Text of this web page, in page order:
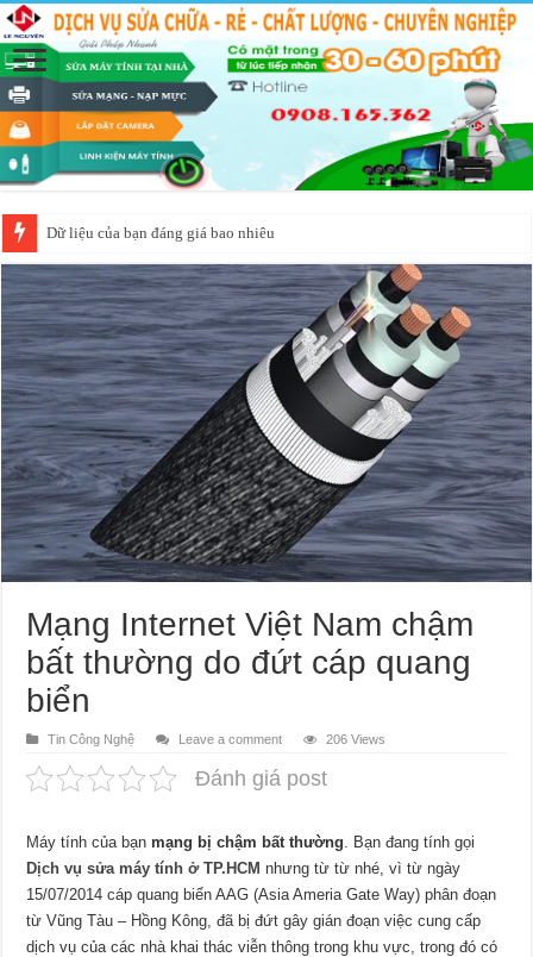
Hướng dẫn cách tắt menu Show More Options chuột phải Windows 11
Mạng Internet Việt Nam chậm
bất thường do đứt cáp quang
biển
Tin Công Nghệ Leave a comment 206 Views
Đánh giá post
Máy tính của bạnmạng bị chậm bất thường . Bạn đang tính gọi
Dịch vụ sửa máy tính ở TP.HCM nhưng từ từ nhé, vì từ ngày
15/07/2014 cáp quang biển AAG (Asia Ameria Gate Way) phân đoạn
từ Vũng Tàu – Hồng Kông, đã bị đứt gây gián đoạn việc cung cấp
dịch vụ của các nhà khai thác viễn thông trong khu vực, trong đó có